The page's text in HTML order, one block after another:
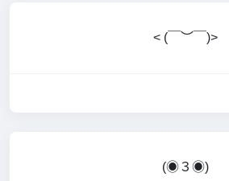
< (￣︶￣)>
(◉３◉)